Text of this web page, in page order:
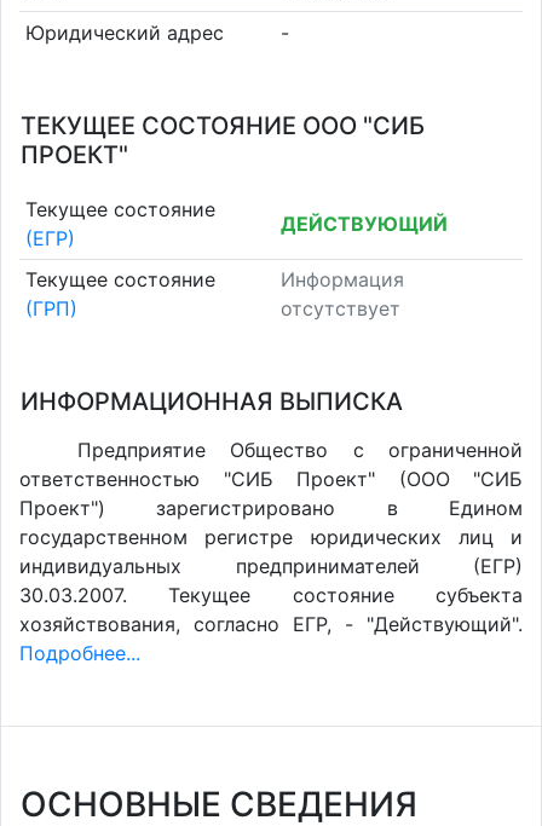
Юридический адрес
-
ТЕКУЩЕЕ СОСТОЯНИЕ ООО "СИБ
ПРОЕКТ"
Текущее состояние
(ЕГР)
ДЕЙСТВУЮЩИЙ
Текущее состояние
(ГРП)
Информация
отсутствует
ИНФОРМАЦИОННАЯ ВЫПИСКА
Предприятие Общество с ограниченной
ответственностью "СИБ Проект" (ООО "СИБ
Проект") зарегистрировано в Едином
государственном регистре юридических лиц и
индивидуальных предпринимателей (ЕГР)
30.03.2007. Текущее состояние субъекта
хозяйствования, согласно ЕГР, - "Действующий".
Подробнее...
ОСНОВНЫЕ СВЕДЕНИЯ